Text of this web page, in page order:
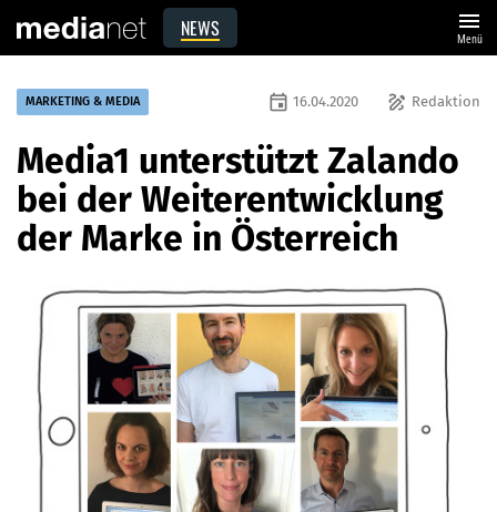
NEWS menu
Menü
MARKETING & MEDIA draw Redaktion
event 16.04.2020
Media1 unterstützt Zalando
bei der Weiterentwicklung
der Marke in Österreich